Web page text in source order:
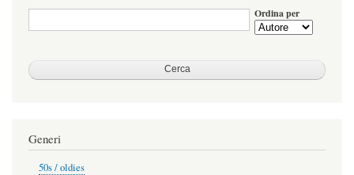
Ordina per
Generi
50s / oldies